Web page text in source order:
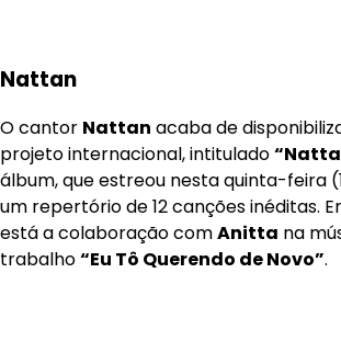
Nattan
O cantor Nattan acaba de
projeto internacional, intitulado
álbum, que estreou nesta quinta-feira
um repertório de 12 canções inéditas.
está a colaboração comAnitta na
trabalho“Eu Tô Querendo de Novo”.